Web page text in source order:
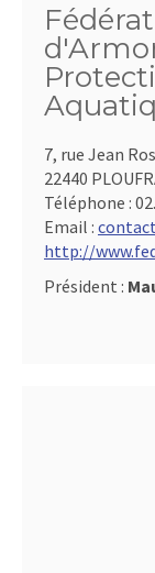
7, rue Jean
22440
Téléphone :
Email :
http://
Président :